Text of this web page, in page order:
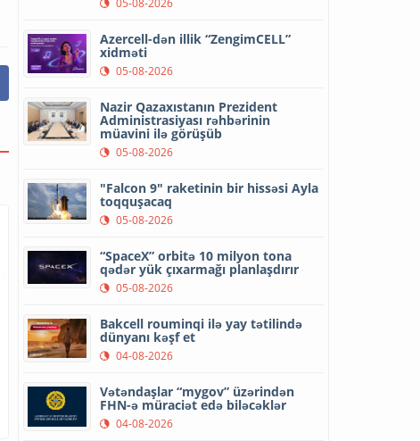
Azercell-dən illik “ZengimCELL”
xidməti
05-08-2026
Nazir Qazaxıstanın Prezident
Administrasiyası rəhbərinin
müavini ilə görüşüb
05-08-2026
"Falcon 9" raketinin bir hissəsi Ayla
toqquşacaq
05-08-2026
“SpaceX” orbitə 10 milyon tona
qədər yük çıxarmağı planlaşdırır
05-08-2026
Bakcell rouminqi ilə yay tətilində
dünyanı kəşf et
04-08-2026
Vətəndaşlar “mygov” üzərindən
FHN-ə müraciət edə biləcəklər
04-08-2026